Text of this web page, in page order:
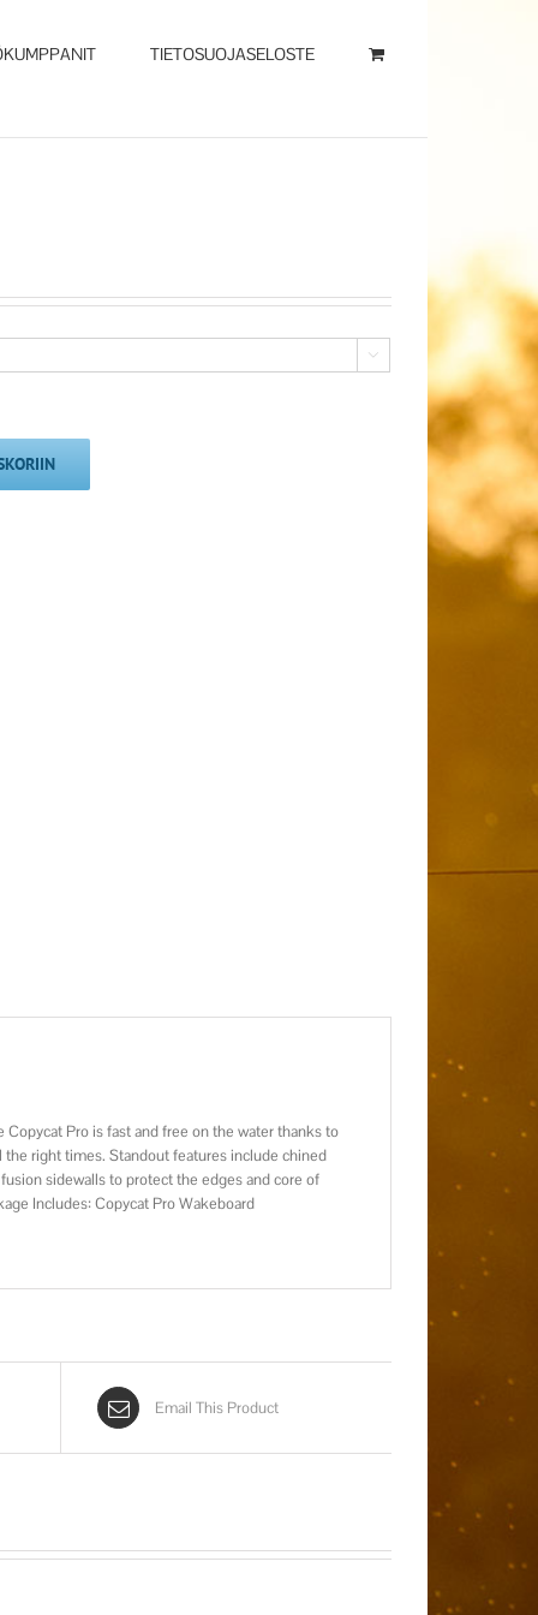
TIETOSUOJASELOSTE

Pro is fast and free on the water thanks to
right times. Standout features include chined
sidewalls to protect the edges and core of
Includes: Copycat Pro Wakeboard
Email This Product